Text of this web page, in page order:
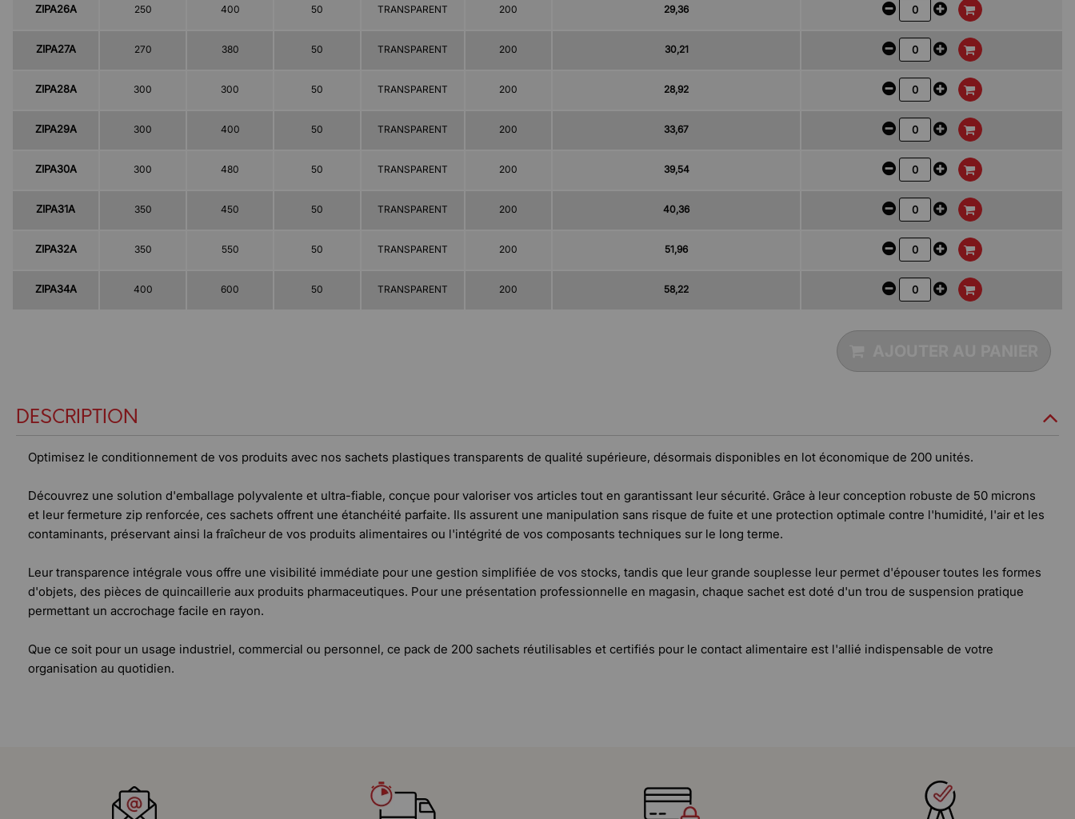
ZIPA26A 250 400 50 TRANSPARENT 200 29,36
ZIPA27A 270 380 50 TRANSPARENT 200 30,21
ZIPA28A 300 300 50 TRANSPARENT 200 28,92
ZIPA29A 300 400 50 TRANSPARENT 200 33,67
ZIPA30A 300 480 50 TRANSPARENT 200 39,54
ZIPA31A 350 450 50 TRANSPARENT 200 40,36
ZIPA32A 350 550 50 TRANSPARENT 200 51,96
ZIPA34A 400 600 50 TRANSPARENT 200 58,22
DESCRIPTION
Optimisez le conditionnement de vos produits avec nos sachets plastiques transparents de qualité supérieure, désormais disponibles en lot économique de 200 unités.
Découvrez une solution d'emballage polyvalente et ultra-fiable, conçue pour valoriser vos articles tout en garantissant leur sécurité. Grâce à leur conception robuste de 50 microns
et leur fermeture zip renforcée, ces sachets offrent une étanchéité parfaite. Ils assurent une manipulation sans risque de fuite et une protection optimale contre l'humidité, l'air et les
contaminants, préservant ainsi la fraîcheur de vos produits alimentaires ou l'intégrité de vos composants techniques sur le long terme.
Leur transparence intégrale vous offre une visibilité immédiate pour une gestion simplifiée de vos stocks, tandis que leur grande souplesse leur permet d'épouser toutes les formes
d'objets, des pièces de quincaillerie aux produits pharmaceutiques. Pour une présentation professionnelle en magasin, chaque sachet est doté d'un trou de suspension pratique
permettant un accrochage facile en rayon.
Que ce soit pour un usage industriel, commercial ou personnel, ce pack de 200 sachets réutilisables et certifiés pour le contact alimentaire est l'allié indispensable de votre
organisation au quotidien.